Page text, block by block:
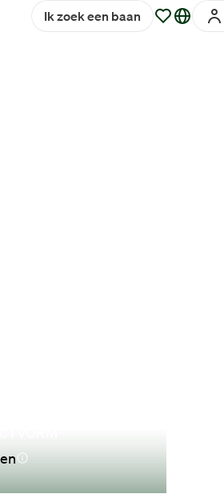
Ik zoek een baan